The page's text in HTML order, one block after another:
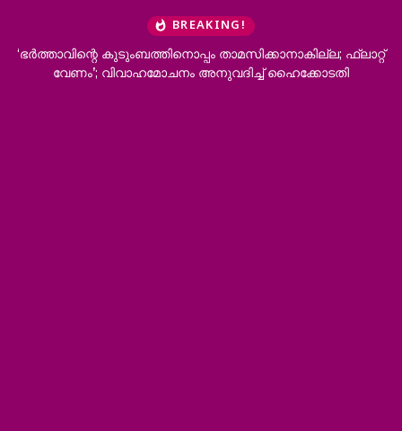
BREAKING!
‘ഭർത്താവിന്റെ കുടുംബത്തിനൊപ്പം താമസിക്കാനാകില്ല; ഫ്ലാറ്റ്
വേണം’; വിവാഹമോചനം അനുവദിച്ച് ഹൈക്കോടതി